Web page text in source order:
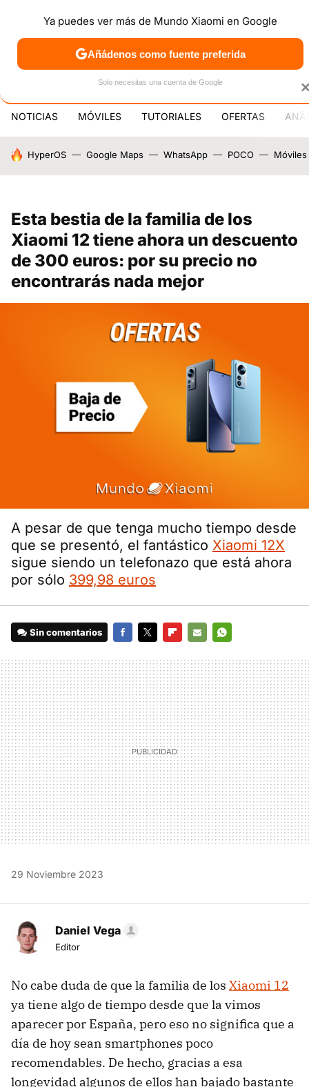
PATROCINA
MENÚ NUEVO
NOTICIAS MÓVILES TUTORIALES OFERTAS
HOY SE HABLA DE
HyperOS Google Maps WhatsApp POCO Móviles
Esta bestia de la familia de los
Xiaomi 12 tiene ahora un descuento
de 300 euros: por su precio no
encontrarás nada mejor
A pesar de que tenga mucho tiempo desde
que se presentó, el fantástico Xiaomi 12X
sigue siendo un telefonazo que está ahora
por sólo 399,98 euros
Sin comentarios
MAIL
29 Noviembre 2023
Daniel Vega
Editor
No cabe duda de que la familia de los Xiaomi 12
ya tiene algo de tiempo desde que la vimos
aparecer por España, pero eso no significa que a
día de hoy sean smartphones poco
recomendables. De hecho, gracias a esa
longevidad algunos de ellos han bajado bastante
Ya puedes ver más de Mundo Xiaomi en Google
Añádenos como fuente preferida
Solo necesitas una cuenta de Google